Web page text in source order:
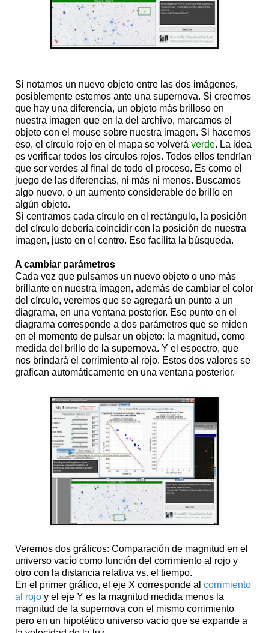
Si notamos un nuevo objeto entre las dos imágenes,
posiblemente estemos ante una supernova. Si creemos
que hay una diferencia, un objeto más brilloso en
nuestra imagen que en la del archivo, marcamos el
objeto con el mouse sobre nuestra imagen. Si hacemos
eso, el círculo rojo en el mapa se volverá verde. La idea
es verificar todos los círculos rojos. Todos ellos tendrían
que ser verdes al final de todo el proceso. Es como el
juego de las diferencias, ni más ni menos. Buscamos
algo nuevo, o un aumento considerable de brillo en
algún objeto.
Si centramos cada círculo en el rectángulo, la posición
del círculo debería coincidir con la posición de nuestra
imagen, justo en el centro. Eso facilita la búsqueda.
A cambiar parámetros
Cada vez que pulsamos un nuevo objeto o uno más
brillante en nuestra imagen, además de cambiar el color
del círculo, veremos que se agregará un punto a un
diagrama, en una ventana posterior. Ese punto en el
diagrama corresponde a dos parámetros que se miden
en el momento de pulsar un objeto: la magnitud, como
medida del brillo de la supernova. Y el espectro, que
nos brindará el corrimiento al rojo. Estos dos valores se
grafican automáticamente en una ventana posterior.
Veremos dos gráficos: Comparación de magnitud en el
universo vacío como función del corrimiento al rojo y
otro con la distancia relativa vs. el tiempo.
En el primer gráfico, el eje X corresponde al corrimiento
al rojo y el eje Y es la magnitud medida menos la
magnitud de la supernova con el mismo corrimiento
pero en un hipotético universo vacío que se expande a